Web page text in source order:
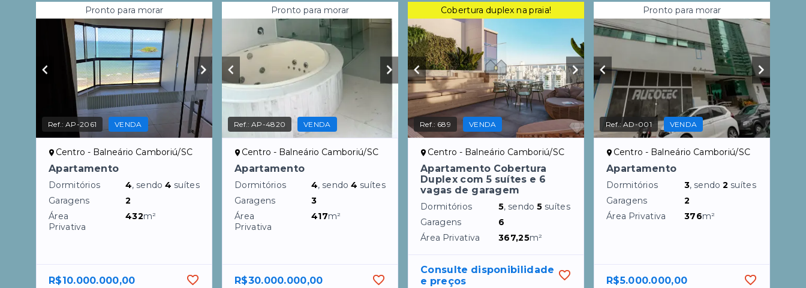
Pronto para morar
Ref.:AP-2061 VENDA
Centro - Balneário Camboriú/SC
Apartamento
Dormitórios 4, sendo4 suítes
Garagens
2
Área
Privativa
432m²
R$10.000.000,00
Pronto para morar
Ref.:AP-4820 VENDA
Centro - Balneário Camboriú/SC
Apartamento
Dormitórios 4, sendo4 suítes
Garagens
3
Área
Privativa
417m²
R$30.000.000,00
Cobertura duplex na praia!
Ref.: 689 VENDA
Centro - Balneário Camboriú/SC
Apartamento Cobertura
Duplex com 5 suítes e 6
vagas de garagem
Dormitórios 5, sendo5 suítes
Garagens
6
Área Privativa
367,25m²
Consulte disponibilidade
e preços
Pronto para morar
Ref.:AD-001 VENDA
Centro - Balneário Camboriú/SC
Apartamento
Dormitórios 3, sendo2 suítes
Garagens
2
Área Privativa
376m²
R$5.000.000,00